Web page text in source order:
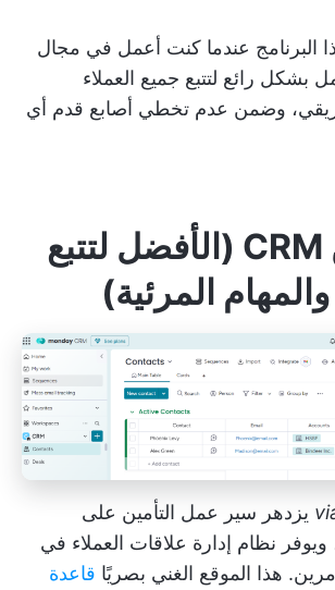
البرنامج عندما كنت أعمل في مجال
بشكل رائع لتتبع جميع العملاء
وضمن عدم تخطي أصابع قدم أي
3 . الاثنين CRM (الأفضل لتتبع
المرئية)
يزدهر سير عمل التأمين على
ويوفر نظام إدارة علاقات العملاء في
هذا الموقع الغني بصريًا قاعدة